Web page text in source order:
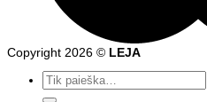
Copyright 2026 © LEJA
Ieškoti: